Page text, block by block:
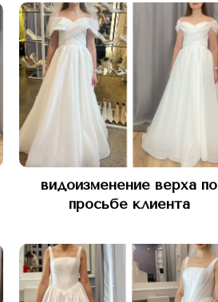
видоизменение верха по
просьбе клиента